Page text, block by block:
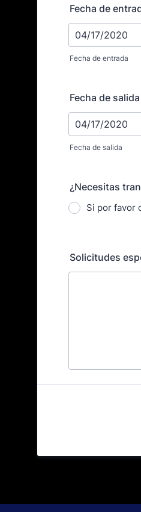
Fecha de
Fecha de entrada
Fecha de
Fecha de salida
¿Necesitas
Si por favor
Solicitudes